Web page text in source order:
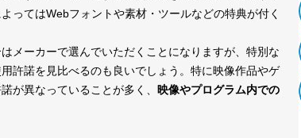
ってはWebフォントや素材・ツールなどの特典が付く
メーカーで選んでいただくことになりますが、特別な
許諾を見比べるのも良いでしょう。特に映像作品やゲ
が異なっていることが多く、 映像やプログラム内での